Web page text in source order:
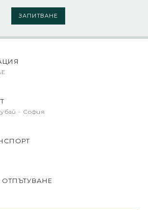
ЗАПИТВАНЕ
- София
ОТПЪТУВАНЕ